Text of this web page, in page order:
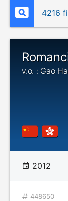
4216
v.o. : Gao
2012
448650